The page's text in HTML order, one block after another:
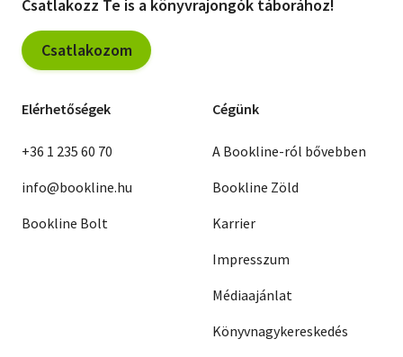
Csatlakozz Te is a könyvrajongók táborához!
Csatlakozom
Elérhetőségek
+36 1 235 60 70
info@bookline.hu
Bookline Bolt
Cégünk
A Bookline-ról bővebben
Bookline Zöld
Karrier
Impresszum
Médiaajánlat
Könyvnagykereskedés